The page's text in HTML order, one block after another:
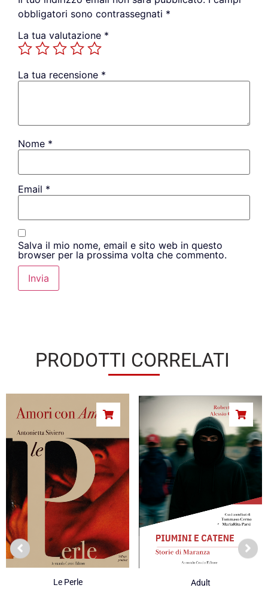
obbligatori sono contrassegnati *
La tua valutazione *
La tua recensione *
Nome *
Email *
Salva il mio nome, email e sito web in questo
browser per la prossima volta che commento.
PRODOTTI CORRELATI
Le Perle Adult